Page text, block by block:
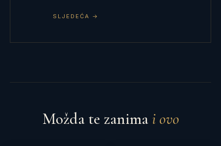
SLJEDEĆA →
Možda te zanima i ovo